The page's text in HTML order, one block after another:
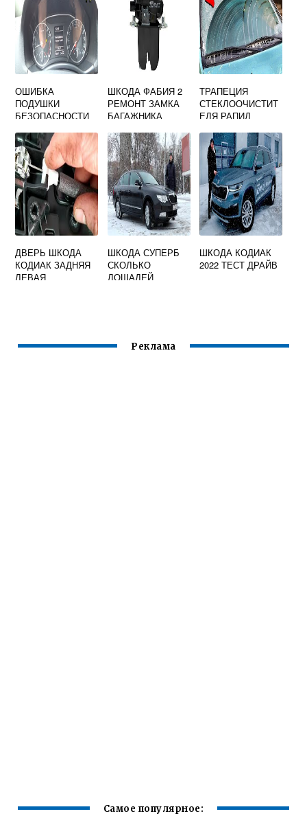
ОШИБКА
ПОДУШКИ
БЕЗОПАСНОСТИ
TOUR
ШКОДА ФАБИЯ 2
РЕМОНТ ЗАМКА
БАГАЖНИКА
ТРАПЕЦИЯ
СТЕКЛООЧИСТИТ
ЕЛЯ РАПИД
ДВЕРЬ ШКОДА
КОДИАК ЗАДНЯЯ
ЛЕВАЯ
ШКОДА СУПЕРБ
СКОЛЬКО
ЛОШАДЕЙ
ШКОДА КОДИАК
2022 ТЕСТ ДРАЙВ
Реклама
Самое популярное: